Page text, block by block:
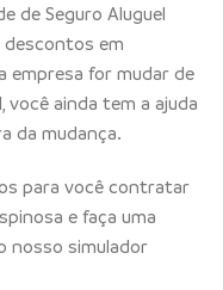
de Seguro Aluguel
descontos em
empresa for mudar de
você ainda tem a ajuda
da mudança.
para você contratar
e faça uma
nosso simulador